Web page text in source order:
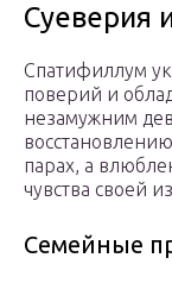
Суеверия
Спатифиллум
поверий и
незамужним
парах, а
чувства своей
Семейные